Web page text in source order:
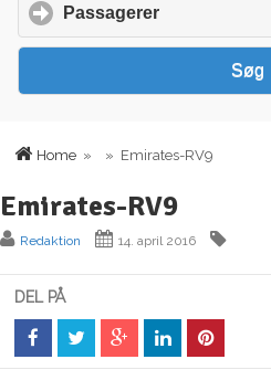
Home » » Emirates-RV9
Emirates-RV9
Redaktion 14. april 2016
DEL PÅ